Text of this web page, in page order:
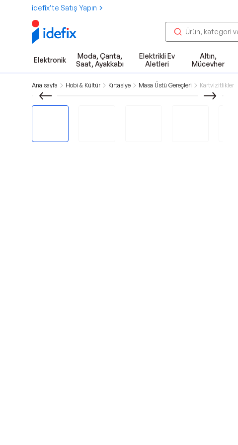
idefix’te Satış Yapın
Elektronik
Moda, Çanta,
Saat, Ayakkabı
Elektrikli Ev
Aletleri
Altın,
Mücevher
Ana sayfa Hobi & Kültür Kırtasiye Masa Üstü Gereçleri Kartvizitlikler